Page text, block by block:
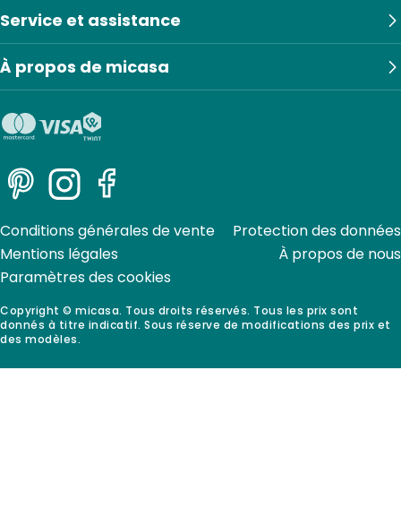
Service et assistance
À propos de micasa
PinterestInstagramFacebook
Copyright © micasa. Tous droits réservés. Tous les prix sont
donnés à titre indicatif. Sous réserve de modifications des prix et
des modèles.
Conditions générales de vente
Protection des données
Mentions légales
À propos de nous
Paramètres des cookies